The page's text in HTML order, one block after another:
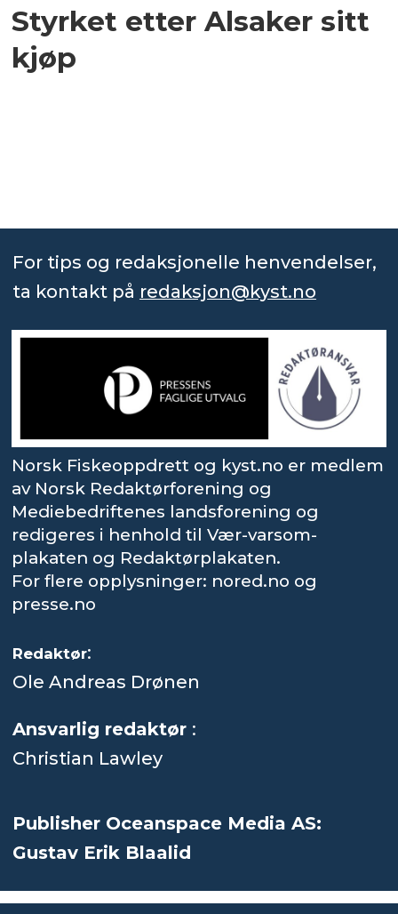
Styrket etter Alsaker sitt
kjøp
For tips og redaksjonelle henvendelser,
ta kontakt på redaksjon@kyst.no
Norsk Fiskeoppdrett og kyst.no er medlem
av Norsk Redaktørforening og
Mediebedriftenes landsforening og
redigeres i henhold til Vær-varsom-
plakaten og Redaktørplakaten.
For flere opplysninger: nored.no og
presse.no
Redaktør:
Ole Andreas Drønen
Ansvarlig redaktør :
Christian Lawley
Publisher Oceanspace Media AS:
Gustav Erik Blaalid